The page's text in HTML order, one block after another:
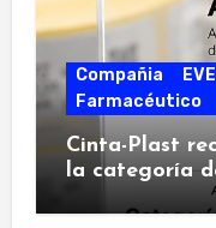
Compañia
Farmacéutico
Cinta-Plast
la categoría
su nueva